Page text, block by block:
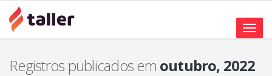
Toggle
Registros publicados em outubro, 2022